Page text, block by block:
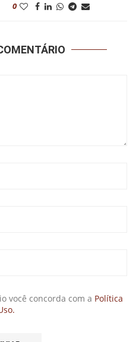
0
você concorda com a Política